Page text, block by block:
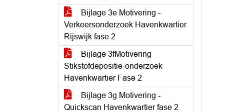
Bijlage 3e Motivering -
Verkeersonderzoek Havenkwartier
Rijswijk fase 2
Bijlage 3fMotivering -
Stikstofdepositie-onderzoek
Havenkwartier Fase 2
Bijlage 3g Motivering -
Quickscan Havenkwartier fase 2